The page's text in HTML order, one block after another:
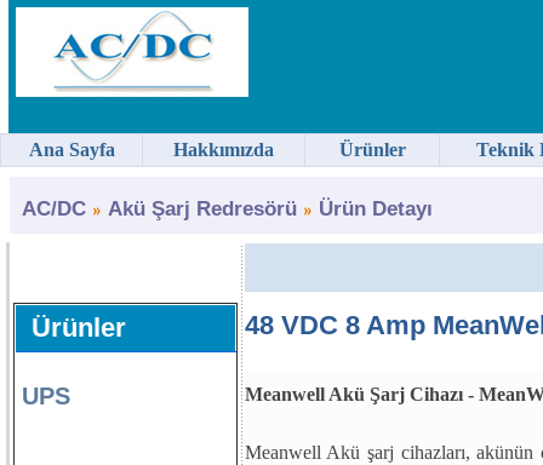
AC/DC Akü Şarj Redresörü Ürün Detayı
Ürünler
UPS
48 VDC 8 Amp
Meanwell Akü Şarj Cihazı -
Meanwell Akü şarj cihazları, akünün
Ana Sayfa Hakkımızda Ürünler Teknik